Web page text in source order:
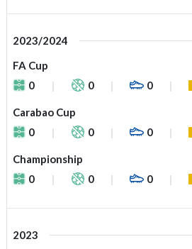
2023/2024
FA Cup
0
0 0
Carabao Cup
0
0 0
Championship
0
0 0
2023